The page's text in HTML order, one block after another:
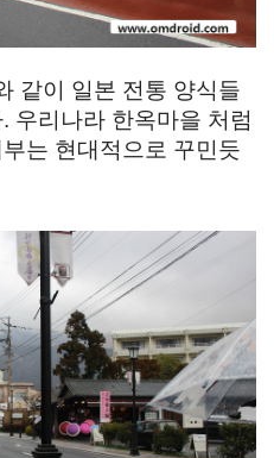
같이 일본 전통 양식들
우리나라 한옥마을 처럼
는 현대적으로 꾸민듯